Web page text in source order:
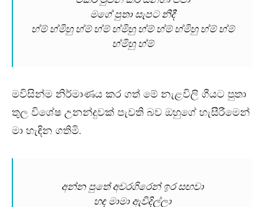
මගේ පුතා සැපට නිදී
හ්ම් හ්මිහු හ්ම් හ්ම් හ්මිහු හ්ම් හ්ම් හ්මිහු හ්ම් හ්ම්
හ්මිහු හ්ම්
මවිසින්ම නිර්මාණය කර ගත් මේ නැළවිලි ගීයට පුතා
තුල විශේෂ උනන්දුවක් පැවති බව ඔහුගේ හැසීරීමෙන්
මා හැඳින ගතිමි.
අන්න පුතේ අවරගිරෙන් ඉර සඟවා
හඳ මාමා ඇවිදිල්ලා